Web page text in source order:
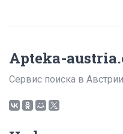
Apteka-
Сервис поиска в